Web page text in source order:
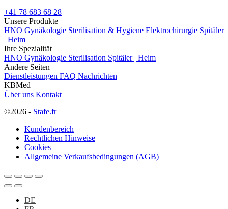
+41 78 683 68 28
Unsere Produkte
HNO Gynäkologie Sterilisation & Hygiene Elektrochirurgie Spitäler
| Heim
Ihre Spezialität
HNO Gynäkologie Sterilisation Spitäler | Heim
Andere Seiten
Dienstleistungen FAQ Nachrichten
KBMed
Über uns Kontakt
©2026 - Stafe.fr
Kundenbereich
Rechtlichen Hinweise
Cookies
Allgemeine Verkaufsbedingungen (AGB)
DE